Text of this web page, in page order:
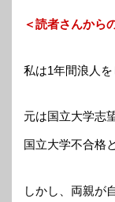
＜読者さんから
私は1年間浪人を
元は国立大学志
国立大学不合格
しかし、両親が